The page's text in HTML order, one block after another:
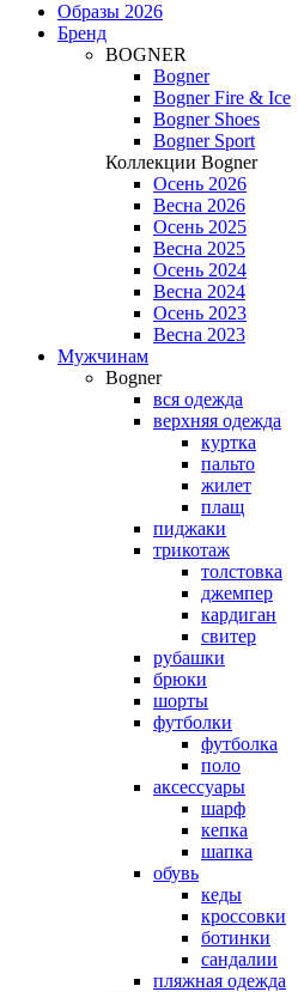
Образы 2026
Бренд
BOGNER
Bogner
Bogner Fire & Ice
Bogner Shoes
Bogner Sport
Коллекции Bogner
Осень 2026
Весна 2026
Осень 2025
Весна 2025
Осень 2024
Весна 2024
Осень 2023
Весна 2023
Мужчинам
Bogner
вся одежда
верхняя одежда
куртка
пальто
жилет
плащ
пиджаки
трикотаж
толстовка
джемпер
кардиган
свитер
рубашки
брюки
шорты
футболки
футболка
поло
аксессуары
шарф
кепка
шапка
обувь
кеды
кроссовки
ботинки
сандалии
пляжная одежда